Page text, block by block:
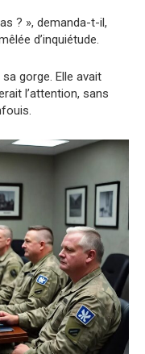
? », demanda-t-il,
d’inquiétude.
gorge. Elle avait
l’attention, sans